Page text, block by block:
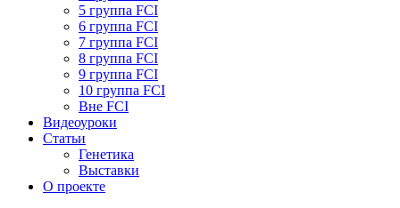
5 группа FCI
6 группа FCI
7 группа FCI
8 группа FCI
9 группа FCI
10 группа FCI
Вне FCI
Видеоуроки
Статьи
Генетика
Выставки
О проекте